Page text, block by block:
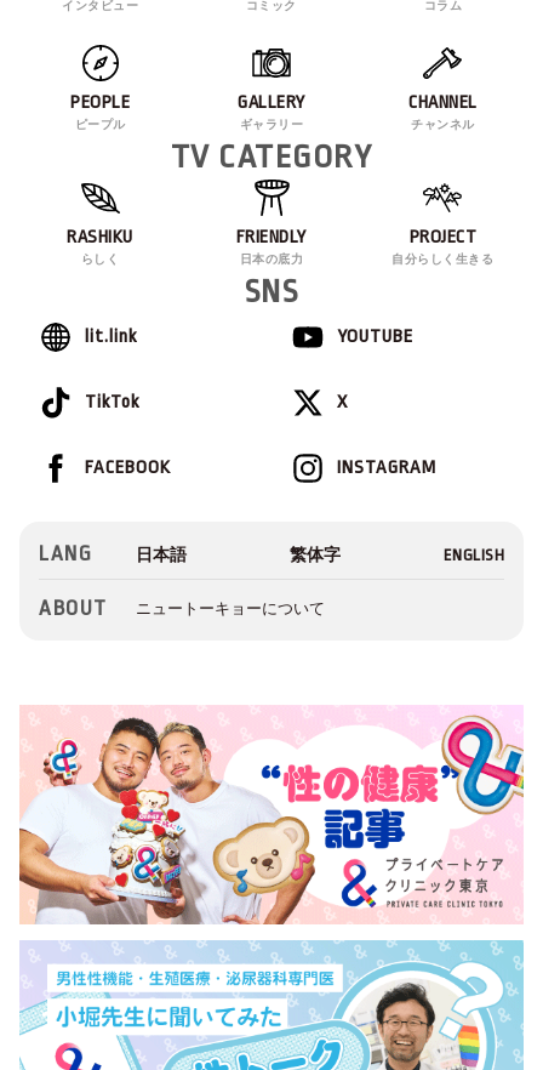
インタビュー コミック コラム
PEOPLE
ピープル
GALLERY
ギャラリー
CHANNEL
チャンネル
TV CATEGORY
RASHIKU
らしく
FRIENDLY
日本の底力
PROJECT
自分らしく生きる
SNS
lit.link YOUTUBE
TikTok X
INSTAGRAM
FACEBOOK
LANG
ABOUT ニュートーキョーについて